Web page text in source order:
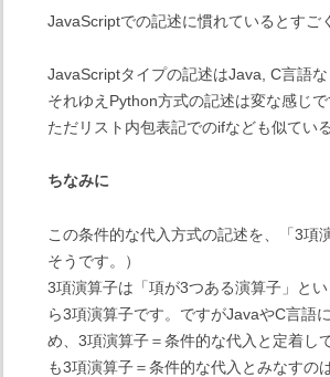
JavaScriptでの記述に慣れているとすご
JavaScriptタイプの記述はJava, C言語
それゆえPython方式の記述は変な感じ
ただリスト内包表記でのifなども似てい
ちなみに
この条件的な代入方式の記述を、「3項
そうです。）
3項演算子は「項が3つある演算子」と
ら3項演算子です。ですがJavaやC言語
め、3項演算子＝条件的な代入と定着し
も3項演算子＝条件的な代入とみなすの